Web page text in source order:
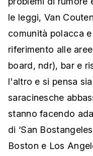
le leggi, Van
comunità polacca
riferimento alle
board, ndr), bar e
l'altro e si pensa
saracinesche
stanno facendo
di ‘San
Boston e Los